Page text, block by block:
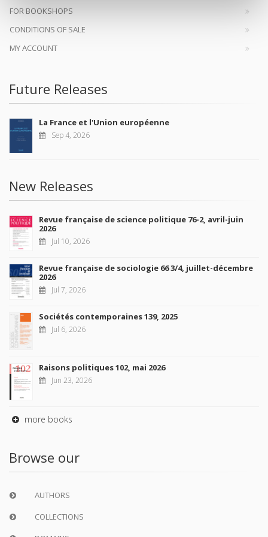
FOR BOOKSHOPS
CONDITIONS OF SALE
MY ACCOUNT
Future Releases
La France et l'Union européenne
Sep 4, 2026
New Releases
Revue française de science politique 76-2, avril-juin
2026
Jul 10, 2026
Revue française de sociologie 66 3/4, juillet-décembre
2026
Jul 7, 2026
Sociétés contemporaines 139, 2025
Jul 6, 2026
Raisons politiques 102, mai 2026
Jun 23, 2026
more books
Browse our
AUTHORS
COLLECTIONS